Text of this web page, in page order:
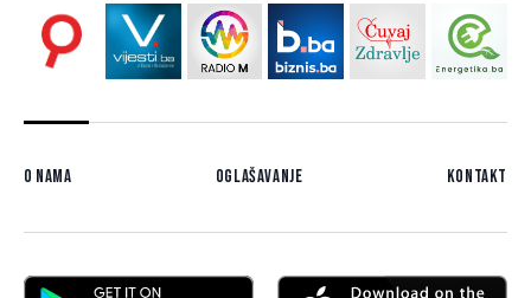
O nama Oglašavanje Kontakt